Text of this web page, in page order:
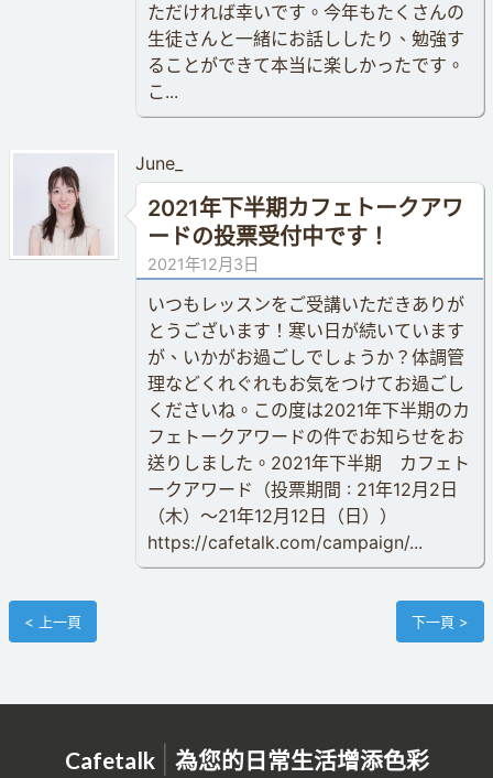
ただければ幸いです。今年もたくさんの
生徒さんと一緒にお話ししたり、勉強す
ることができて本当に楽しかったです。
こ...
June_
2021年下半期カフェトークアワ
ードの投票受付中です！
2021年12月3日
いつもレッスンをご受講いただきありが
とうございます！寒い日が続いています
が、いかがお過ごしでしょうか？体調管
理などくれぐれもお気をつけてお過ごし
くださいね。この度は2021年下半期のカ
フェトークアワードの件でお知らせをお
送りしました。2021年下半期 カフェト
ークアワード（投票期間 : 21年12月2日
（木）〜21年12月12日（日））
https://cafetalk.com/campaign/...
< 上一頁 下一頁 >
Cafetalk | 為您的日常生活增添色彩